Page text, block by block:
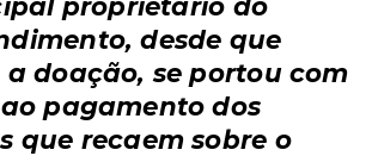
desde que
a doação, se portou com
pagamento dos
que recaem sobre o